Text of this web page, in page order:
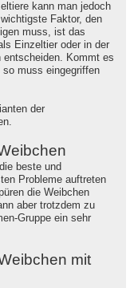
kann man jedoch
Faktor, den
muss, ist das
Einzeltier oder in der
Kommt es
so muss eingegriffen
der
beste und
Probleme auftreten
die Weibchen
aber trotzdem zu
Gruppe ein sehr
mit